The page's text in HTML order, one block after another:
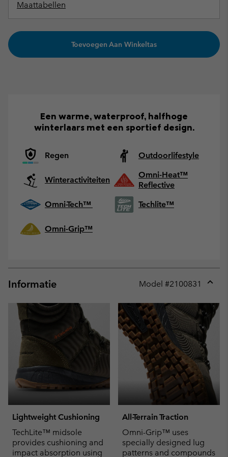
Maattabellen
Toevoegen Aan Winkeltas
Een warme, waterproof, halfhoge
winterlaars met een sportief design.
Regen Outdoorlifestyle
Winteractiviteiten
Omni-Heat™
Reflective
Omni-Tech™
Techlite™
Omni-Grip™
Informatie Model #2100831
or
Lightweight Cushioning
TechLite™ midsole
provides cushioning and
impact absorption using
All-Terrain Traction
Omni-Grip™ uses
specially designed lug
patterns and compounds